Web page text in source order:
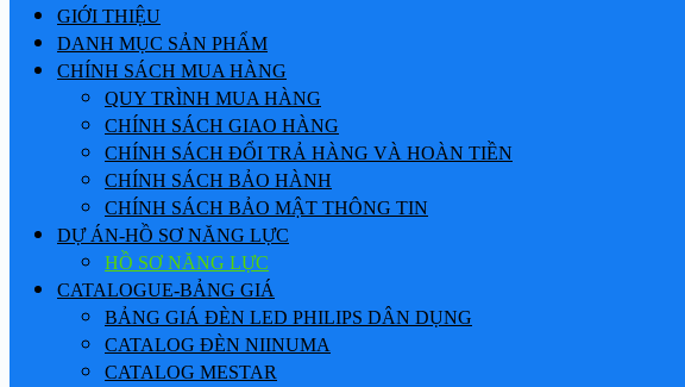
GIỚI THIỆU
DANH MỤC SẢN PHẨM
CHÍNH SÁCH MUA HÀNG
QUY TRÌNH MUA HÀNG
CHÍNH SÁCH GIAO HÀNG
CHÍNH SÁCH ĐỔI TRẢ HÀNG VÀ HOÀN TIỀN
CHÍNH SÁCH BẢO HÀNH
CHÍNH SÁCH BẢO MẬT THÔNG TIN
DỰ ÁN-HỒ SƠ NĂNG LỰC
HỒ SƠ NĂNG LỰC
CATALOGUE-BẢNG GIÁ
BẢNG GIÁ ĐÈN LED PHILIPS DÂN DỤNG
CATALOG ĐÈN NIINUMA
CATALOG MESTAR